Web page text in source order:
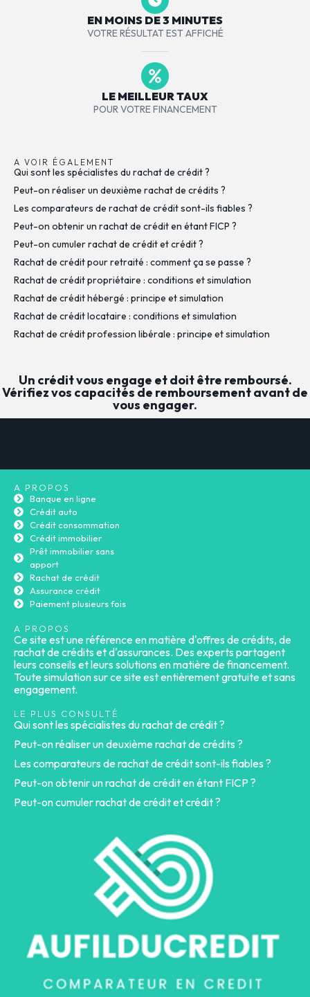
EN MOINS DE 3 MINUTES
VOTRE RÉSULTAT EST AFFICHÉ
LE MEILLEUR TAUX
POUR VOTRE FINANCEMENT
A VOIR ÉGALEMENT
Qui sont les spécialistes du rachat de crédit ?
Peut-on réaliser un deuxième rachat de crédits ?
Les comparateurs de rachat de crédit sont-ils fiables ?
Peut-on obtenir un rachat de crédit en étant FICP ?
Peut-on cumuler rachat de crédit et crédit ?
Rachat de crédit pour retraité : comment ça se passe ?
Rachat de crédit propriétaire : conditions et simulation
Rachat de crédit hébergé : principe et simulation
Rachat de crédit locataire : conditions et simulation
Rachat de crédit profession libérale : principe et simulation
Un crédit vous engage et doit être remboursé.
Vérifiez vos capacités de remboursement avant de
vous engager.
A PROPOS
Banque en ligne
Crédit auto
Crédit consommation
Crédit immobilier
Prêt immobilier sans
apport
Rachat de crédit
Assurance crédit
Paiement plusieurs fois
A PROPOS
Ce site est une référence en matière d'offres de crédits, de
rachat de crédits et d'assurances. Des experts partagent
leurs conseils et leurs solutions en matière de financement.
Toute simulation sur ce site est entièrement gratuite et sans
engagement.
LE PLUS CONSULTÉ
Qui sont les spécialistes du rachat de crédit ?
Peut-on réaliser un deuxième rachat de crédits ?
Les comparateurs de rachat de crédit sont-ils fiables ?
Peut-on obtenir un rachat de crédit en étant FICP ?
Peut-on cumuler rachat de crédit et crédit ?